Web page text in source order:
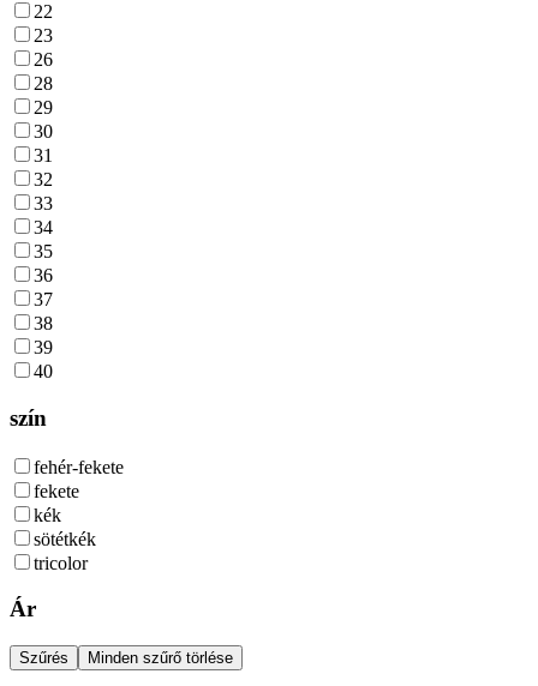
22
23
26
28
29
30
31
32
33
34
35
36
37
38
39
40
szín
fehér-fekete
fekete
kék
sötétkék
tricolor
Ár
Szűrés Minden szűrő törlése